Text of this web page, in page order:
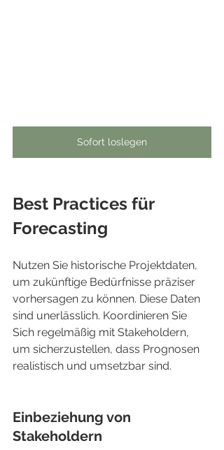
Sofort loslegen
Best Practices für
Forecasting
Nutzen Sie historische Projektdaten,
um zukünftige Bedürfnisse präziser
vorhersagen zu können. Diese Daten
sind unerlässlich. Koordinieren Sie
Sich regelmäßig mit Stakeholdern,
um sicherzustellen, dass Prognosen
realistisch und umsetzbar sind.
Einbeziehung von
Stakeholdern